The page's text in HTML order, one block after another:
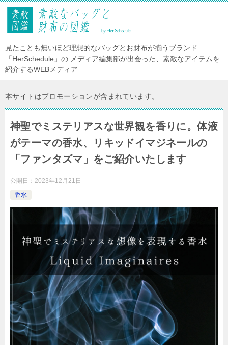
見たことも無いほど理想的なバッグとお財布が揃うブランド
「HerSchedule」の メディア編集部が出会った、素敵なアイテムを
紹介するWEBメディア
本サイトはプロモーションが含まれています。
神聖でミステリアスな世界観を香りに。体液
がテーマの香水、リキッドイマジネールの
「ファンタズマ」をご紹介いたします
公開日： 2023年12月21日
香水